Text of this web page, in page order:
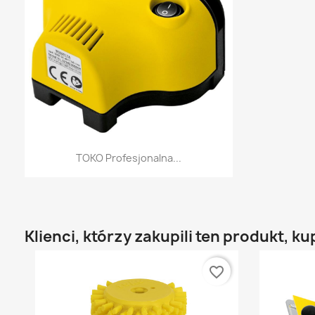
Szybki podgląd
TOKO Profesjonalna...
Klienci, którzy zakupili ten produkt,
favorite_border